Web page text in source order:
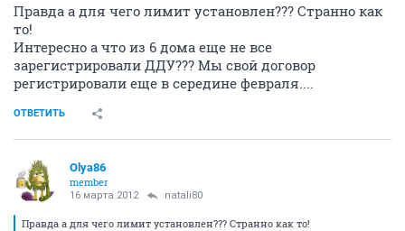
Правда а для чего лимит установлен??? Странно как
то!
Интересно а что из 6 дома еще не все
зарегистрировали ДДУ??? Мы свой договор
регистрировали еще в середине февраля....
ОТВЕТИТЬ
Olya86
member
16 марта 2012 natali80
Правда а для чего лимит установлен??? Странно как то!